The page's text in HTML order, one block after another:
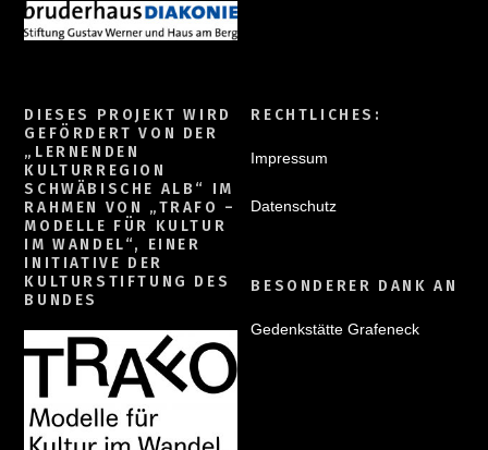
DIESES PROJEKT WIRD
GEFÖRDERT VON DER
„LERNENDEN
KULTURREGION
SCHWÄBISCHE ALB“ IM
RAHMEN VON „TRAFO –
MODELLE FÜR KULTUR
IM WANDEL“, EINER
INITIATIVE DER
KULTURSTIFTUNG DES
BUNDES
RECHTLICHES:
Impressum
Datenschutz
BESONDERER DANK AN
Gedenkstätte Grafeneck